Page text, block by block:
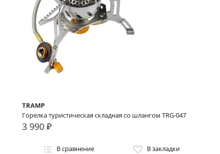
TRAMP
Горелка туристическая складная со шлангом TRG-047
3 990 ₽
В сравнение В закладки